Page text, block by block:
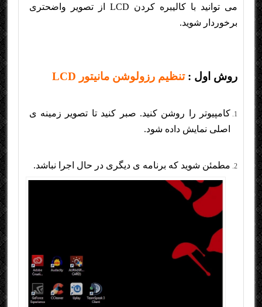
می توانید با کالیبره کردن LCD از تصویر واضحتری
برخوردار شوید.
روش اول :تنظیم رزولوشن مانیتور LCD
کامپیوتر را روشن کنید. صبر کنید تا تصویر زمینه ی
اصلی نمایش داده شود.
مطمئن شوید که برنامه ی دیگری در حال اجرا نباشد.